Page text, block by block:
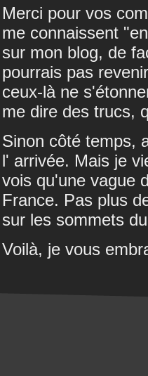
Merci pour vos
me connaissent
sur mon blog, de
pourrais pas
ceux-là ne
me dire des trucs,
Sinon côté temps,
l' arrivée. Mais je
vois qu'une vague
France. Pas plus
sur les sommets
Voilà, je vous